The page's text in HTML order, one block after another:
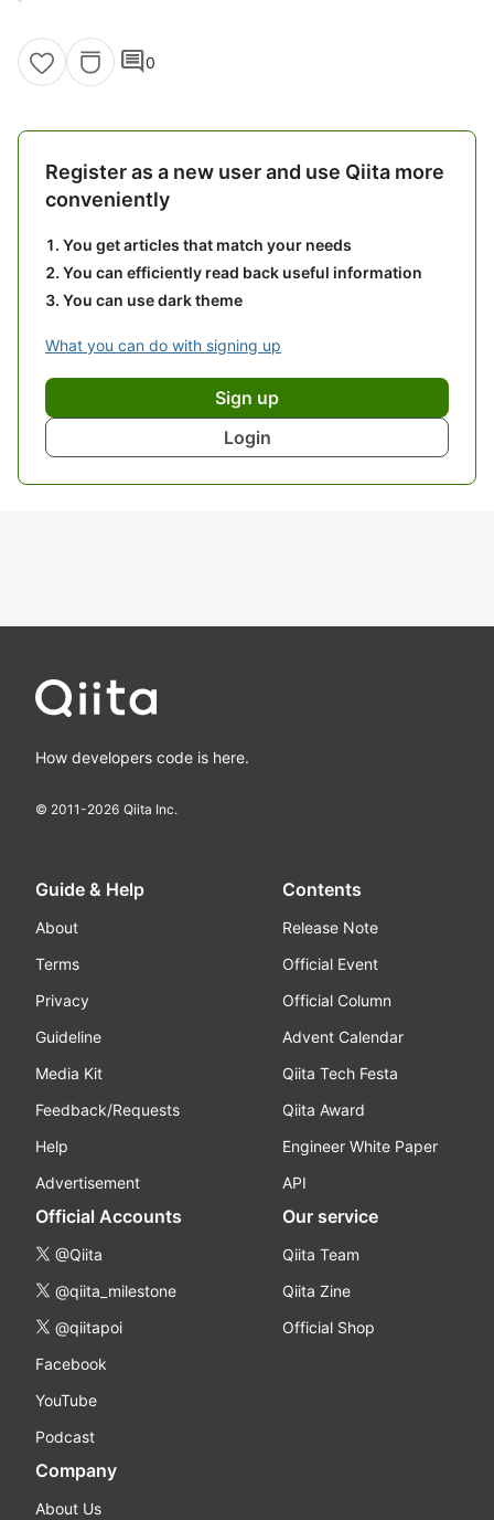
comment0
Register as a new user and use Qiita more
conveniently
You get articles that match your needs
You can efficiently read back useful information
You can use dark theme
What you can do with signing up
Sign up
Login
How developers code is here.
© 2011-2026 Qiita Inc.
Guide & Help
About
Terms
Privacy
Guideline
Media Kit
Feedback/Requests
Help
Advertisement
Contents
Release Note
Official Event
Official Column
Advent Calendar
Qiita Tech Festa
Qiita Award
Engineer White Paper
API
Official Accounts
@Qiita
@qiita_milestone
@qiitapoi
Facebook
YouTube
Podcast
Our service
Qiita Team
Qiita Zine
Official Shop
Company
About Us